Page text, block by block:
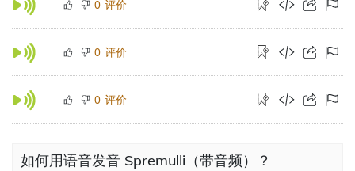
0 评价
0 评价
0 评价
如何用语音发音 Spremulli（带音频）？